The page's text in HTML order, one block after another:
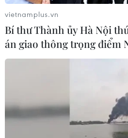
CƠ QUAN CHỦ QUẢN: THÔNG TẤN XÃ VIỆT
Sở hữu trí tuệ
Hỗ
vietnamplus.vn
Bí thư Thành ủy Hà Nội
án giao thông trọng điểm